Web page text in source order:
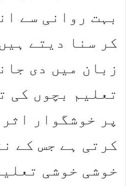
بہت روانی سے
کر سنا دیتے
زبان میں دی
تعلیم بچوں کی
پر خوشگوار
کرتی ہے جس کے
خوشی خوشی